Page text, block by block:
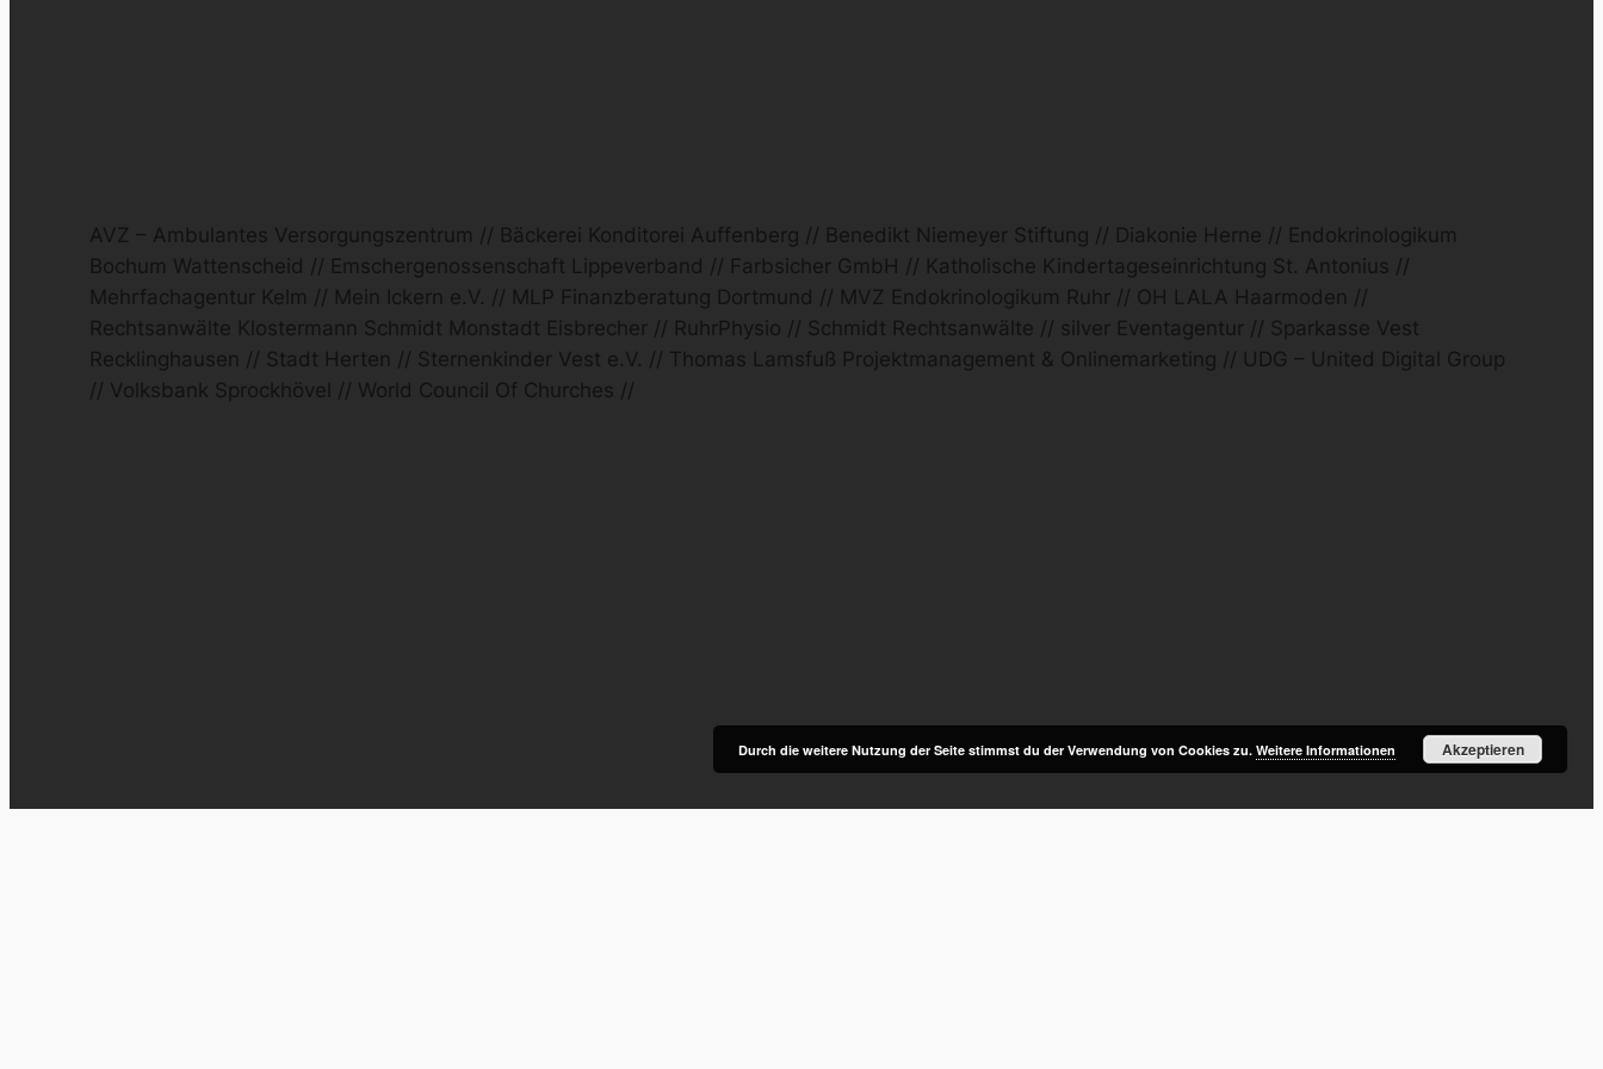
AVZ – Ambulantes Versorgungszentrum // Bäckerei Konditorei Auffenberg // Benedikt Niemeyer Stiftung // Diakonie Herne // Endokrinologikum
Bochum Wattenscheid // Emschergenossenschaft Lippeverband // Farbsicher GmbH // Katholische Kindertageseinrichtung St. Antonius //
Mehrfachagentur Kelm // Mein Ickern e.V. // MLP Finanzberatung Dortmund // MVZ Endokrinologikum Ruhr // OH LALA Haarmoden //
Rechtsanwälte Klostermann Schmidt Monstadt Eisbrecher // RuhrPhysio // Schmidt Rechtsanwälte // silver Eventagentur // Sparkasse Vest
Recklinghausen // Stadt Herten // Sternenkinder Vest e.V. // Thomas Lamsfuß Projektmanagement & Onlinemarketing // UDG – United Digital Group
// Volksbank Sprockhövel // World Council Of Churches //
Durch die weitere Nutzung der Seite stimmst du der Verwendung von Cookies zu. Weitere Informationen Akzeptieren